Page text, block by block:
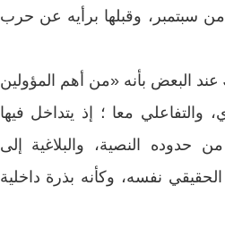
سبتمبر، وقبلها برأيه عن حرب
Jean Baudrillard(1929 – 2007) عند البعض بأنه «من أهم المؤولين
والتفاعلي معا ؛ إذ يتداخل فيها
حدوده النصية، والبلاغية إلى
نفسه، وكأنه بذرة داخلية